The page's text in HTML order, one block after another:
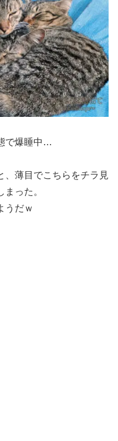
で爆睡中…
、薄目でこちらをチラ見
った。
うだｗ